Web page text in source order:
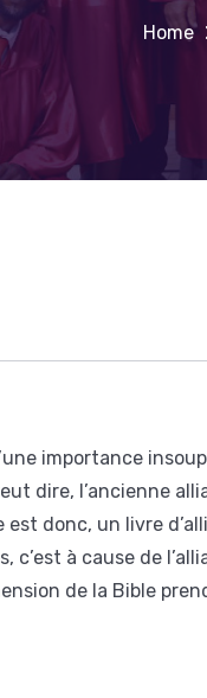
importance
dire, l’ancienne
donc, un livre
c’est à cause de
de la Bible